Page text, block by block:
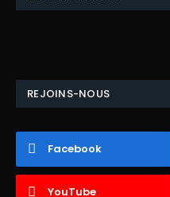
REJOINS-NOUS
Facebook
YouTube